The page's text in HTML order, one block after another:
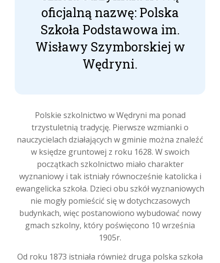
oficjalną nazwę: Polska
Szkoła Podstawowa im.
Wisławy Szymborskiej w
Wędryni.
Polskie szkolnictwo w Wędryni ma ponad
trzystuletnią tradycję. Pierwsze wzmianki o
nauczycielach działających w gminie można znaleźć
w księdze gruntowej z roku 1628. W swoich
początkach szkolnictwo miało charakter
wyznaniowy i tak istniały równocześnie katolicka i
ewangelicka szkoła. Dzieci obu szkół wyznaniowych
nie mogły pomieścić się w dotychczasowych
budynkach, więc postanowiono wybudować nowy
gmach szkolny, który poświęcono 10 września
1905r.
Od roku 1873 istniała również druga polska szkoła